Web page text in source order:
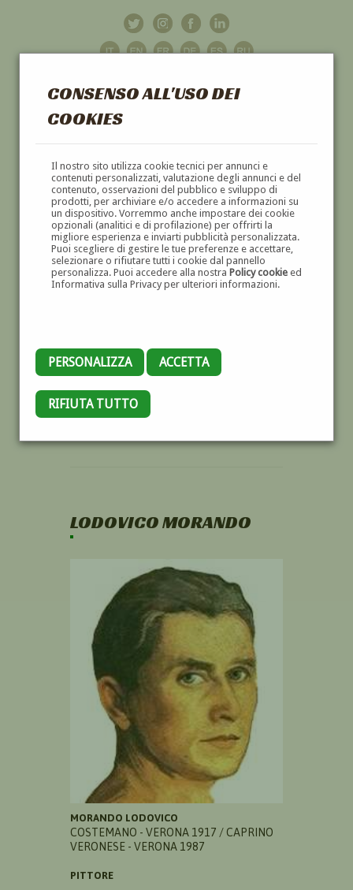
CONSENSO ALL'USO DEI
COOKIES
Il nostro sito utilizza cookie tecnici per annunci e
contenuti personalizzati, valutazione degli annunci e del
contenuto, osservazioni del pubblico e sviluppo di
prodotti, per archiviare e/o accedere a informazioni su
un dispositivo. Vorremmo anche impostare dei cookie
opzionali (analitici e di profilazione) per offrirti la
migliore esperienza e inviarti pubblicità personalizzata.
Puoi scegliere di gestire le tue preferenze e accettare,
selezionare o rifiutare tutti i cookie dal pannello
personalizza. Puoi accedere alla nostra Policy cookieed
Informativa sulla Privacy per ulteriori informazioni.
PERSONALIZZA ACCETTA
RIFIUTA TUTTO
GALLERIAD'ARTE
DIPINTI E SCULTURE '800 E '900
LODOVICO MORANDO
MORANDO LODOVICO
COSTEMANO - VERONA 1917 / CAPRINO
VERONESE - VERONA 1987
PITTORE